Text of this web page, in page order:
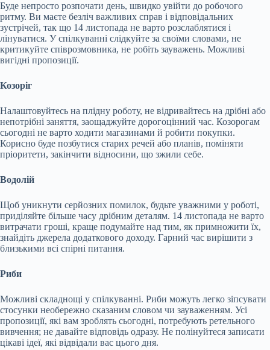
Буде непросто розпочати день, швидко увійти до робочого
ритму. Ви маєте безліч важливих справ і відповідальних
зустрічей, так що 14 листопада не варто розслаблятися і
лінуватися. У спілкуванні слідкуйте за своїми словами, не
критикуйте співрозмовника, не робіть зауважень. Можливі
вигідні пропозиції.
Козоріг
Налаштовуйтесь на плідну роботу, не відривайтесь на дрібні або
непотрібні заняття, заощаджуйте дорогоцінний час. Козорогам
сьогодні не варто ходити магазинами й робити покупки.
Корисно буде позбутися старих речей або планів, поміняти
пріоритети, закінчити відносини, що зжили себе.
Водолій
Щоб уникнути серйозних помилок, будьте уважними у роботі,
приділяйте більше часу дрібним деталям. 14 листопада не варто
витрачати гроші, краще подумайте над тим, як примножити їх,
знайдіть джерела додаткового доходу. Гарний час вирішити з
близькими всі спірні питання.
Риби
Можливі складнощі у спілкуванні. Риби можуть легко зіпсувати
стосунки необережно сказаним словом чи зауваженням. Усі
пропозиції, які вам зроблять сьогодні, потребують ретельного
вивчення; не давайте відповідь одразу. Не полінуйтеся записати
цікаві ідеї, які відвідали вас цього дня.